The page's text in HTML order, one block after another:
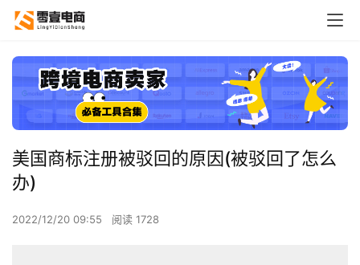
美国商标注册被驳回的原因(被驳回了怎么
办)
2022/12/20 09:55 阅读 1728